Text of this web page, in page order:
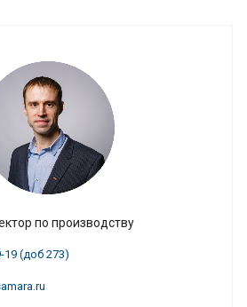
по производству
19 (доб 273)